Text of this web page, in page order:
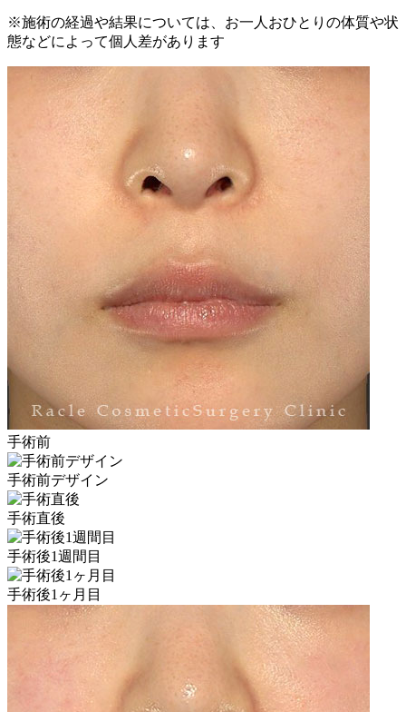
※施術の経過や結果については、お一人おひとりの体質や状
態などによって個人差があります
手術前
手術前デザイン
手術直後
手術後1週間目
手術後1ヶ月目